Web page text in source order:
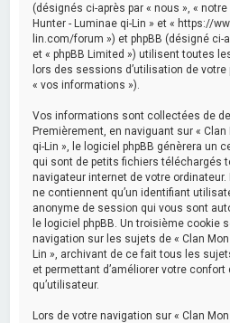
(désignés ci-après par « nous », «
Hunter - Luminae qi-Lin » et « https://
lin.com/forum ») et phpBB (désigné ci-
et « phpBB Limited ») utilisent toutes
lors des sessions d’utilisation de
« vos informations »).
Vos informations sont collectées de
Premièrement, en naviguant sur «
qi-Lin », le logiciel phpBB génèrera un
qui sont de petits fichiers téléchargés
navigateur internet de votre
ne contiennent qu’un identifiant
anonyme de session qui vous sont
le logiciel phpBB. Un troisième cookie
navigation sur les sujets de « Clan
Lin », archivant de ce fait tous les
et permettant d’améliorer votre
qu’utilisateur.
Lors de votre navigation sur « Clan